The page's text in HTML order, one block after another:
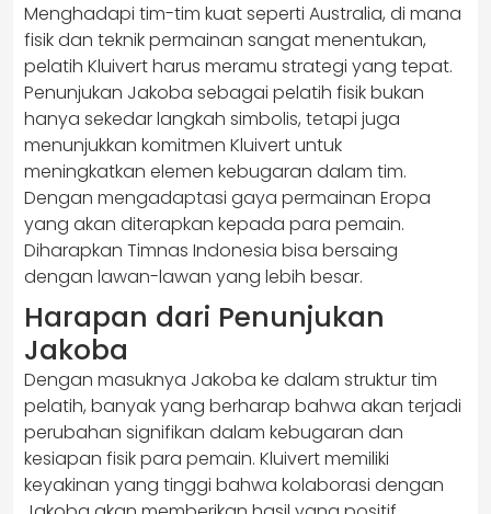
Menghadapi tim-tim kuat seperti Australia, di mana
fisik dan teknik permainan sangat menentukan,
pelatih Kluivert harus meramu strategi yang tepat.
Penunjukan Jakoba sebagai pelatih fisik bukan
hanya sekedar langkah simbolis, tetapi juga
menunjukkan komitmen Kluivert untuk
meningkatkan elemen kebugaran dalam tim.
Dengan mengadaptasi gaya permainan Eropa
yang akan diterapkan kepada para pemain.
Diharapkan Timnas Indonesia bisa bersaing
dengan lawan-lawan yang lebih besar.
Harapan dari Penunjukan
Jakoba
Dengan masuknya Jakoba ke dalam struktur tim
pelatih, banyak yang berharap bahwa akan terjadi
perubahan signifikan dalam kebugaran dan
kesiapan fisik para pemain. Kluivert memiliki
keyakinan yang tinggi bahwa kolaborasi dengan